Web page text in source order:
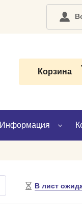
Корзина
Информация
Доставка
В лист